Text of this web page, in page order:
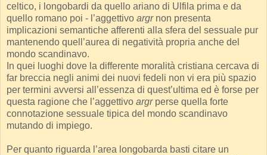
celtico, i longobardi da quello ariano di Ulfila prima e da
quello romano poi - l’aggettivo argrnon presenta
implicazioni semantiche afferenti alla sfera del sessuale pur
mantenendo quell’aurea di negatività propria anche del
mondo scandinavo.
In quei luoghi dove la differente moralità cristiana cercava di
far breccia negli animi dei nuovi fedeli non vi era più spazio
per termini avversi all’essenza di quest’ultima ed è forse per
questa ragione che l’aggettivo argrperse quella forte
connotazione sessuale tipica del mondo scandinavo
mutando di impiego.
Per quanto riguarda l’area longobarda basti citare un